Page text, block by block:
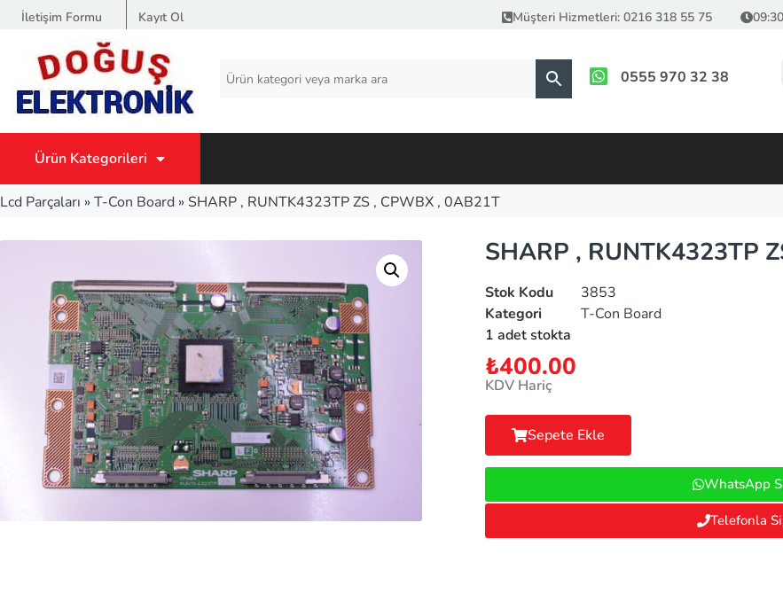
İletişim Formu Kayıt Ol Müşteri Hizmetleri: 0216 318 55 75
0555 970 32 38
Ürün Kategorileri
Lcd Parçaları » T-Con Board » SHARP , RUNTK4323TP ZS , CPWBX , 0AB21T
SHARP , RUNTK4323TP
Stok Kodu
3853
Kategori
T-Con Board
1 adet stokta
₺400.00
KDV Hariç
Sepete Ekle
WhatsApp
Telefonla